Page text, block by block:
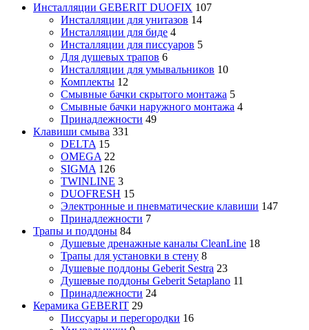
Инсталляции GEBERIT DUOFIX 107
Инсталляции для унитазов 14
Инсталляции для биде 4
Инсталляции для писсуаров 5
Для душевых трапов 6
Инсталляции для умывальников 10
Комплекты 12
Смывные бачки скрытого монтажа 5
Смывные бачки наружного монтажа 4
Принадлежности 49
Клавиши смыва 331
DELTA 15
OMEGA 22
SIGMA 126
TWINLINE 3
DUOFRESH 15
Электронные и пневматические клавиши 147
Принадлежности 7
Трапы и поддоны 84
Душевые дренажные каналы CleanLine 18
Трапы для установки в стену 8
Душевые поддоны Geberit Sestra 23
Душевые поддоны Geberit Setaplano 11
Принадлежности 24
Керамика GEBERIT 29
Писсуары и перегородки 16